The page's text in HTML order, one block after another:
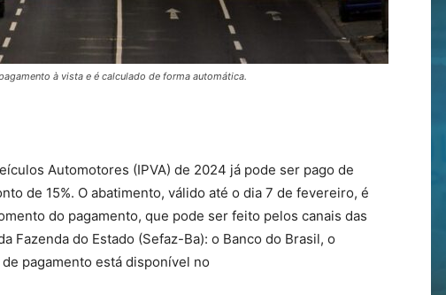
à vista e é calculado de forma automática.
Automotores (IPVA) de 2024 já pode ser pago de
de 15%. O abatimento, válido até o dia 7 de fevereiro, é
do pagamento, que pode ser feito pelos canais das
Fazenda do Estado (Sefaz-Ba): o Banco do Brasil, o
pagamento está disponível no